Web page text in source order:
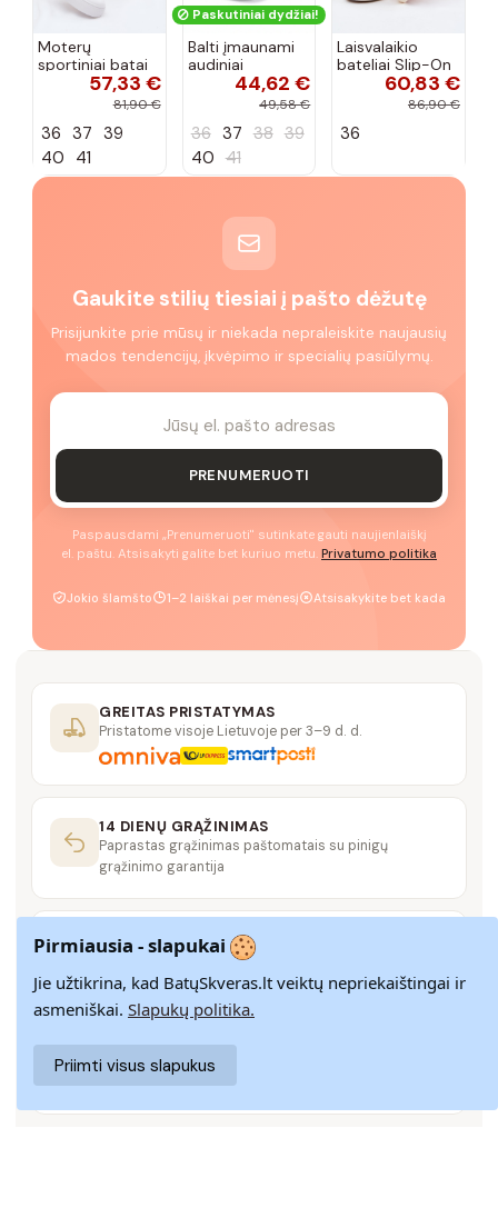
Moterų
sportiniai batai
su ažūro
elementais Big
baltos spalvos
57,33 €
81,90 €
36 37 39
40 41
Paskutiniai dydžiai!
Balti įmaunami
audiniai
sportbačiai su
44,62 €
49,58 €
36 37 38 39
40 41
Laisvalaikio
bateliai Slip-On
Big Star
RR274721 smėlio
60,83 €
86,90 €
36
Gaukite stilių tiesiai į pašto dėžutę
Prisijunkite prie mūsų ir niekada nepraleiskite naujausių
mados tendencijų, įkvėpimo ir specialių pasiūlymų.
PRENUMERUOTI
Paspausdami „Prenumeruoti" sutinkate gauti naujienlaiškį
el. paštu. Atsisakyti galite bet kuriuo metu. Privatumo politika
Jokio šlamšto 1–2 laiškai per mėnesį Atsisakykite bet kada
GREITAS PRISTATYMAS
Pristatome visoje Lietuvoje per 3–9 d. d.
14 DIENŲ GRĄŽINIMAS
Paprastas grąžinimas paštomatais su pinigų
grąžinimo garantija
SAUGUS MOKĖJIMAS
SSL šifravimas užtikrina aukščiausią jūsų duomenų
saugumo lygį
Rašykite mumsinfo@batuskveras.lt
Pirmiausia - slapukai
Jie užtikrina, kad BatųSkveras.lt veiktų nepriekaištingai ir
asmeniškai. Slapukų politika.
Priimti visus slapukus